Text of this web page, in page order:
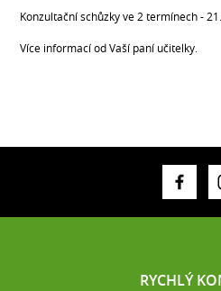
Konzultační schůzky ve 2 termínech -
Více informací od Vaší paní učitelky.
RYCHLÝ